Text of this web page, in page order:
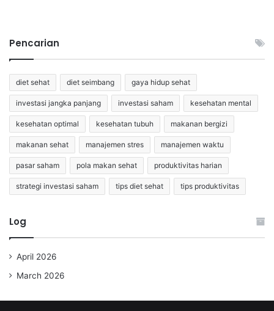
Pencarian
diet sehat diet seimbang gaya hidup sehat
investasi jangka panjang investasi saham kesehatan mental
kesehatan optimal kesehatan tubuh makanan bergizi
makanan sehat manajemen stres manajemen waktu
pasar saham pola makan sehat produktivitas harian
strategi investasi saham tips diet sehat tips produktivitas
Log
April 2026
March 2026